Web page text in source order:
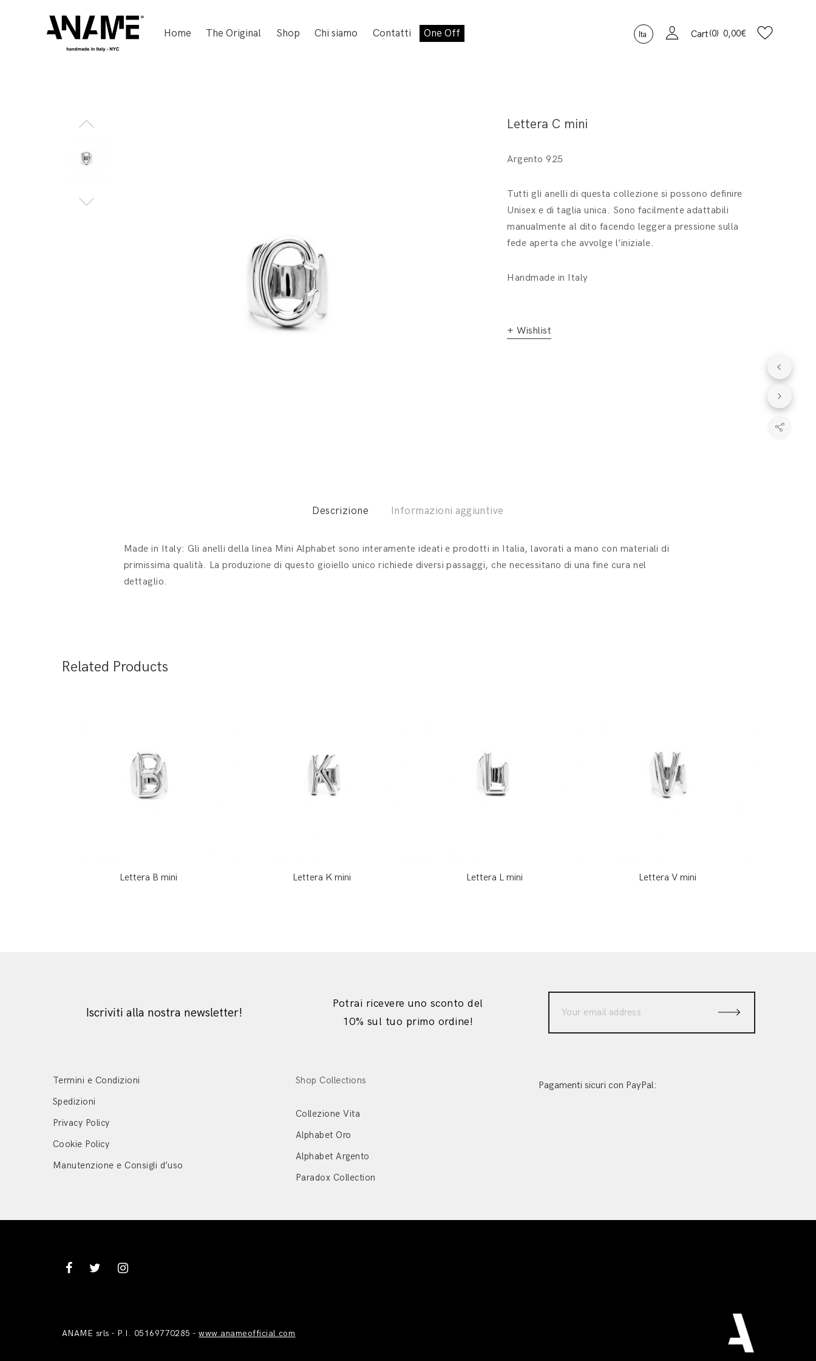
Home The Original Shop Chi siamo Contatti One Off Ita Cart 0 0,00€
Lettera C mini
Argento 925
Tutti gli anelli di questa collezione si possono definire
Unisex e di taglia unica. Sono facilmente adattabili
manualmente al dito facendo leggera pressione sulla
fede aperta che avvolge l’iniziale.
Handmade in Italy
+ Wishlist
Descrizione Informazioni aggiuntive
Made in Italy: Gli anelli della linea Mini Alphabet sono interamente ideati e prodotti in Italia, lavorati a mano con materiali di
primissima qualità. La produzione di questo gioiello unico richiede diversi passaggi, che necessitano di una fine cura nel
dettaglio.
Related Products
Lettera B mini Lettera K mini Lettera L mini Lettera V mini
Iscriviti alla nostra newsletter!
Potrai ricevere uno sconto del
10% sul tuo primo ordine!
Termini e Condizioni
Spedizioni
Privacy Policy
Cookie Policy
Manutenzione e Consigli d’uso
Shop Collections
Collezione Vita
Alphabet Oro
Alphabet Argento
Paradox Collection
Pagamenti sicuri con PayPal:
ANAME srls - P.I. 05169770285 -www.anameofficial.com